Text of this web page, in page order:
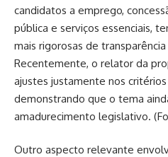
candidatos a emprego,
pública e serviços essenciais,
mais rigorosas de
Recentemente, o relator da
ajustes justamente nos
demonstrando que o tema
amadurecimento legislativo. (
Outro aspecto relevante